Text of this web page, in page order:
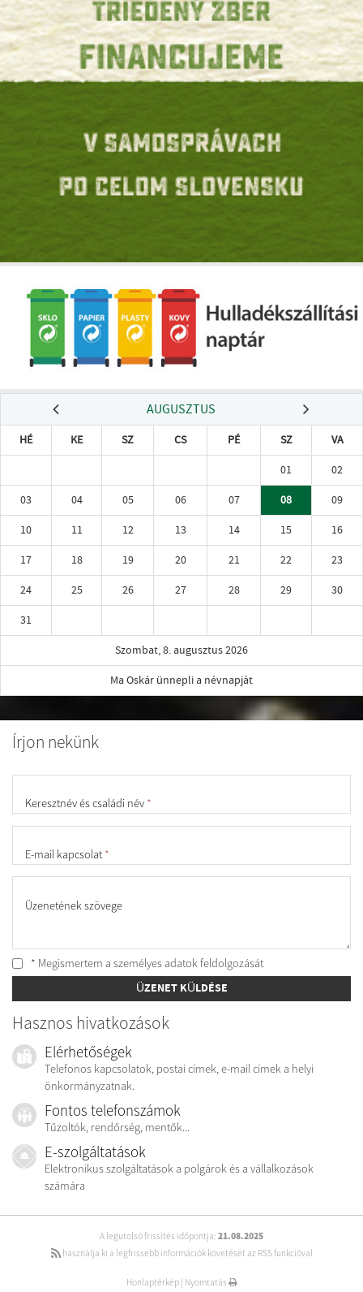
AUGUSZTUS
HÉ KE SZ CS PÉ SZ
VA
01
02
03
04 05 06 07 08
09
10
11 12 13 14 15
16
17
18 19 20 21 22
23
24
25 26 27 28 29
30
31
Szombat, 8. augusztus 2026
Ma Oskár ünnepli a névnapját
Írjon nekünk
Keresztnév és családi név *
E-mail kapcsolat*
Üzenetének szövege
* Megismertem a személyes adatok feldolgozását
ÜZENET KÜLDÉSE
Hasznos hivatkozások
Elérhetőségek
Telefonos kapcsolatok, postai címek, e-mail címek a helyi
önkormányzatnak.
Fontos telefonszámok
Tűzoltók, rendőrség, mentők...
E-szolgáltatások
Elektronikus szolgáltatások a polgárok és a vállalkozások
számára
A legutolsó frissítés időpontja: 21.08.2025
használja ki a legfrissebb információk követését az RSS funkcióval
Honlaptérkép| Nyomtatás